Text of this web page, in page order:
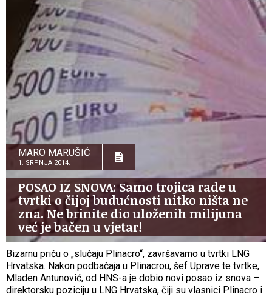
MARO MARUŠIĆ
1. SRPNJA 2014.
POSAO IZ SNOVA: Samo trojica rade u
tvrtki o čijoj budućnosti nitko ništa ne
zna. Ne brinite dio uloženih milijuna
već je bačen u vjetar!
Bizarnu priču o „slučaju Plinacro“, završavamo u tvrtki LNG
Hrvatska. Nakon podbačaja u Plinacrou, šef Uprave te tvrtke,
Mladen Antunović, od HNS-a je dobio novi posao iz snova –
direktorsku poziciju u LNG Hrvatska, čiji su vlasnici Plinacro i